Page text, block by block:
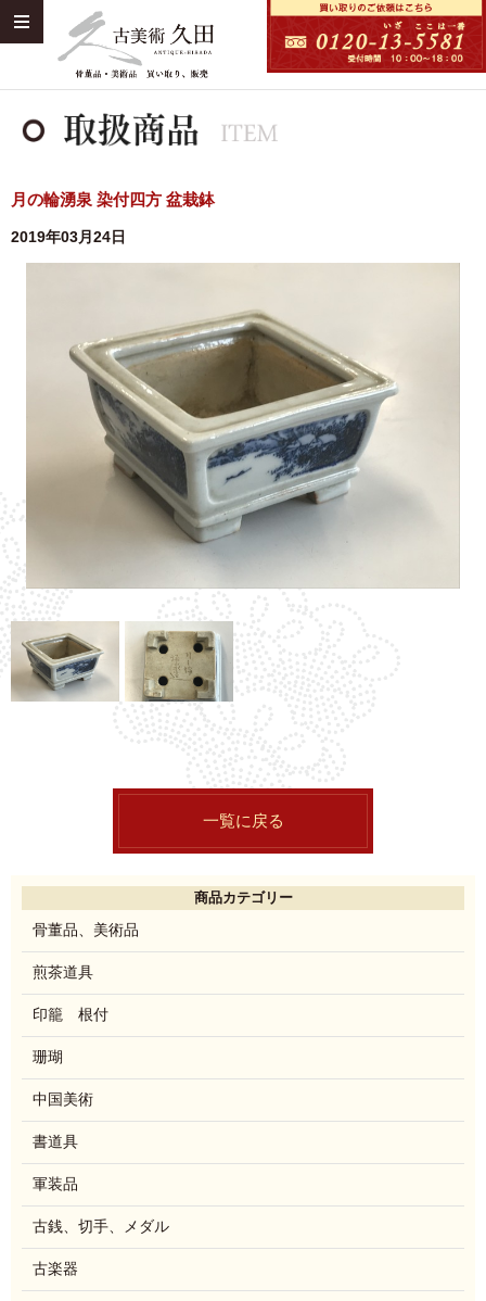
月の輪湧泉 染付四方 盆栽鉢
2019年03月24日
一覧に戻る
商品カテゴリー
骨董品、美術品
煎茶道具
印籠 根付
珊瑚
中国美術
書道具
軍装品
古銭、切手、メダル
古楽器